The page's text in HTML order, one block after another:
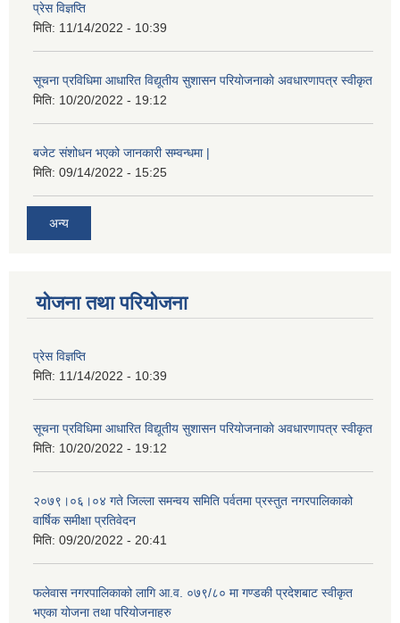
प्रेस विज्ञप्ति
मिति: 11/14/2022 - 10:39
सूचना प्रविधिमा आधारित विद्यूतीय सुशासन परियाेजनाकाे अवधारणापत्र स्वीकृत
मिति: 10/20/2022 - 19:12
बजेट संशोधन भएको जानकारी सम्वन्धमा |
मिति: 09/14/2022 - 15:25
अन्य
योजना तथा परियोजना
प्रेस विज्ञप्ति
मिति: 11/14/2022 - 10:39
सूचना प्रविधिमा आधारित विद्यूतीय सुशासन परियाेजनाकाे अवधारणापत्र स्वीकृत
मिति: 10/20/2022 - 19:12
२०७९।०६।०४ गते जिल्ला समन्वय समिति पर्वतमा प्रस्तुत नगरपालिकाको
वार्षिक समीक्षा प्रतिवेदन
मिति: 09/20/2022 - 20:41
फलेवास नगरपालिकाको लागि आ.व. ०७९/८० मा गण्डकी प्रदेशबाट स्वीकृत
भएका योजना तथा परियोजनाहरु